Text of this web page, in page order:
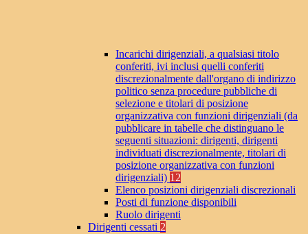
Incarichi dirigenziali, a qualsiasi titolo
conferiti, ivi inclusi quelli conferiti
discrezionalmente dall'organo di indirizzo
politico senza procedure pubbliche di
selezione e titolari di posizione
organizzativa con funzioni dirigenziali (da
pubblicare in tabelle che distinguano le
seguenti situazioni: dirigenti, dirigenti
individuati discrezionalmente, titolari di
posizione organizzativa con funzioni
dirigenziali) 12
Elenco posizioni dirigenziali discrezionali
Posti di funzione disponibili
Ruolo dirigenti
Dirigenti cessati 2